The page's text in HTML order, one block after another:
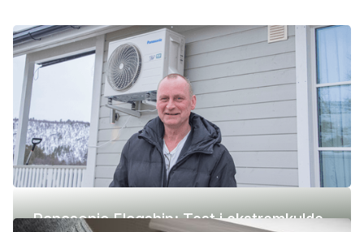
Panasonic Flagship: Test i ekstremkulde